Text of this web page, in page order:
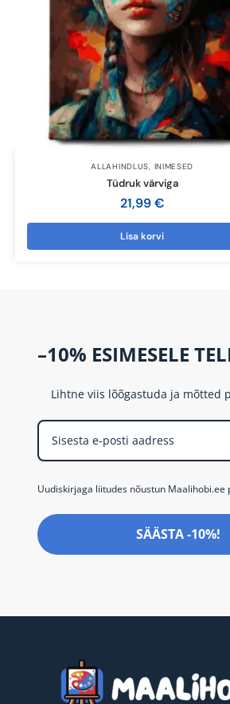
ALLAHINDLUS, INIMESED
Tüdruk värviga
21,99€
Lisa korvi
–10% ESIMESELE
Lihtne viis lõõgastuda ja mõtted
Uudiskirjaga liitudes nõustun Maalihobi.ee
SÄÄSTA -10%!